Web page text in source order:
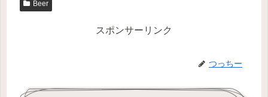
Beer
スポンサーリンク
つっちー